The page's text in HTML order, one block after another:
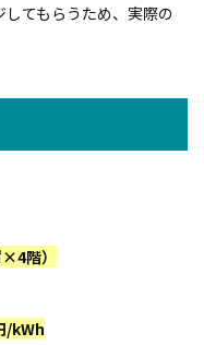
てもらうため、実際の
階）
/kWh